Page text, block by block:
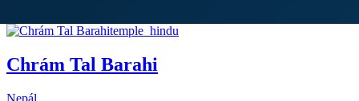
temple_hindu
Chrám Tal Barahi
Nepál